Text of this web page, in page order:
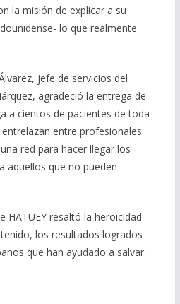
la misión de explicar a su
lo que realmente
jefe de servicios del
agradeció la entrega de
a cientos de pacientes de toda
entre profesionales
red para hacer llegar los
aquellos que no pueden
HATUEY resaltó la heroicidad
los resultados logrados
que han ayudado a salvar